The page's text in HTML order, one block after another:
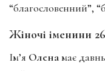
“благословенний”,
Жіночі іменини
Ім’я Оленамає